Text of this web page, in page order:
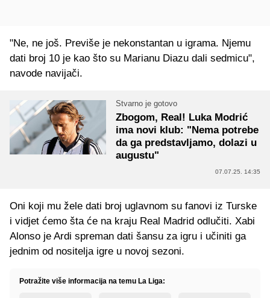
"Ne, ne još. Previše je nekonstantan u igrama. Njemu
dati broj 10 je kao što su Marianu Diazu dali sedmicu",
navode navijači.
Stvarno je gotovo
Zbogom, Real! Luka Modrić
ima novi klub: "Nema potrebe
da ga predstavljamo, dolazi u
augustu"
07.07.25. 14:35
Oni koji mu žele dati broj uglavnom su fanovi iz Turske
i vidjet ćemo šta će na kraju Real Madrid odlučiti. Xabi
Alonso je Ardi spreman dati šansu za igru i učiniti ga
jednim od nositelja igre u novoj sezoni.
Potražite više informacija na temu La Liga: